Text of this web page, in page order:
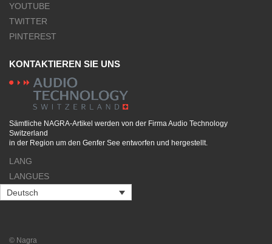
YOUTUBE
TWITTER
PINTEREST
KONTAKTIEREN SIE UNS
Sämtliche NAGRA-Artikel werden von der Firma Audio Technology
Switzerland
in der Region um den Genfer See entworfen und hergestellt.
LANG
LANGUES
Deutsch
© Nagra